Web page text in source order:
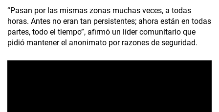
“Pasan por las mismas zonas muchas veces, a todas
horas. Antes no eran tan persistentes; ahora están en todas
partes, todo el tiempo”, afirmó un líder comunitario que
pidió mantener el anonimato por razones de seguridad.